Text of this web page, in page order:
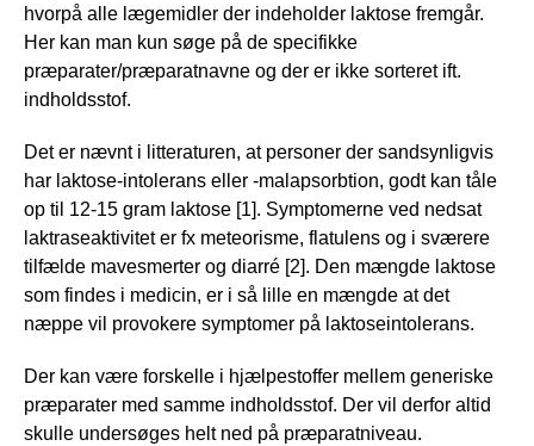
hvorpå alle lægemidler der indeholder laktose fremgår.
Her kan man kun søge på de specifikke
præparater/præparatnavne og der er ikke sorteret ift.
indholdsstof.
Det er nævnt i litteraturen, at personer der sandsynligvis
har laktose-intolerans eller -malapsorbtion, godt kan tåle
op til 12-15 gram laktose [1]. Symptomerne ved nedsat
laktraseaktivitet er fx meteorisme, flatulens og i sværere
tilfælde mavesmerter og diarré [2]. Den mængde laktose
som findes i medicin, er i så lille en mængde at det
næppe vil provokere symptomer på laktoseintolerans.
Der kan være forskelle i hjælpestoffer mellem generiske
præparater med samme indholdsstof. Der vil derfor altid
skulle undersøges helt ned på præparatniveau.